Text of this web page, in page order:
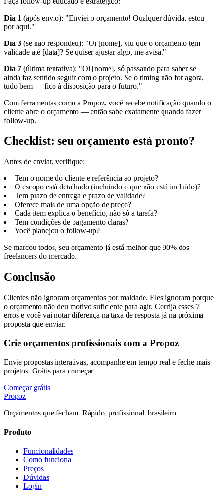
Dia 1 (após envio): "Enviei o orçamento! Qualquer dúvida, estou
por aqui."
Dia 3 (se não respondeu): "Oi [nome], viu que o orçamento tem
validade até [data]? Se quiser ajustar algo, me avisa."
Dia 7 (última tentativa): "Oi [nome], só passando para saber se
ainda faz sentido seguir com o projeto. Se o timing não for agora,
tudo bem — fico à disposição para o futuro."
Com ferramentas como a Propoz, você recebe notificação quando o
cliente abre o orçamento — então sabe exatamente quando fazer
follow-up.
Checklist: seu orçamento está pronto?
Antes de enviar, verifique:
Tem o nome do cliente e referência ao projeto?
O escopo está detalhado (incluindo o que não está incluído)?
Tem prazo de entrega e prazo de validade?
Oferece mais de uma opção de preço?
Cada item explica o benefício, não só a tarefa?
Tem condições de pagamento claras?
Você planejou o follow-up?
Se marcou todos, seu orçamento já está melhor que 90% dos
freelancers do mercado.
Conclusão
Clientes não ignoram orçamentos por maldade. Eles ignoram porque
o orçamento não deu motivo suficiente para agir. Corrija esses 7
erros e você vai notar diferença na taxa de resposta já na próxima
proposta que enviar.
Crie orçamentos profissionais com a Propoz
Envie propostas interativas, acompanhe em tempo real e feche mais
projetos. Grátis para começar.
Começar grátis
Propoz
Orçamentos que fecham. Rápido, profissional, brasileiro.
Produto
Funcionalidades
Como funciona
Preços
Dúvidas
Login